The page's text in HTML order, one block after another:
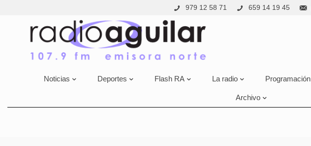
979 12 58 71 659 14 19 45
Noticias Deportes Flash RA La radio Programación
Archivo